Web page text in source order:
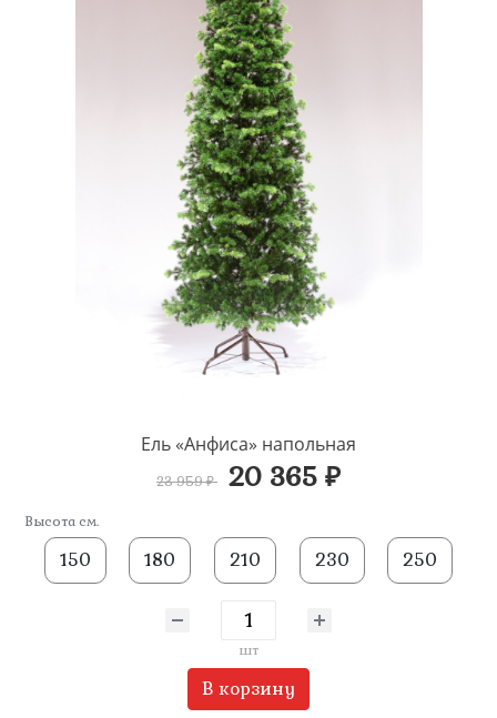
Ель «Анфиса» напольная
23 959 ₽ 20 365 ₽
Высота см.
150 180 210 230 250
шт
В корзину